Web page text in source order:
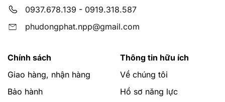
0937.678.139 - 0919.318.587
phudongphat.npp@gmail.com
Chính sách
Giao hàng, nhận hàng
Bảo hành
Thông tin hữu ích
Về chúng tôi
Hồ sơ năng lực